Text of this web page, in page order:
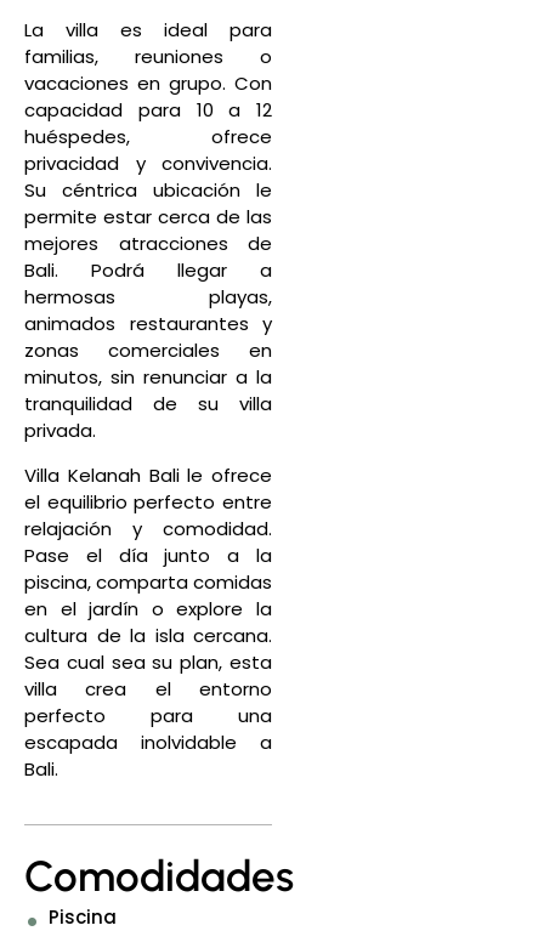
La villa es ideal para
familias, reuniones o
vacaciones en grupo. Con
capacidad para 10 a 12
huéspedes, ofrece
privacidad y convivencia.
Su céntrica ubicación le
permite estar cerca de las
mejores atracciones de
Bali. Podrá llegar a
hermosas playas,
animados restaurantes y
zonas comerciales en
minutos, sin renunciar a la
tranquilidad de su villa
privada.
Villa Kelanah Bali le ofrece
el equilibrio perfecto entre
relajación y comodidad.
Pase el día junto a la
piscina, comparta comidas
en el jardín o explore la
cultura de la isla cercana.
Sea cual sea su plan, esta
villa crea el entorno
perfecto para una
escapada inolvidable a
Bali.
Comodidades
Piscina